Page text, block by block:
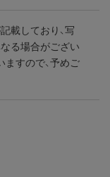
載しており、写
る場合がござい
ますので、予めご